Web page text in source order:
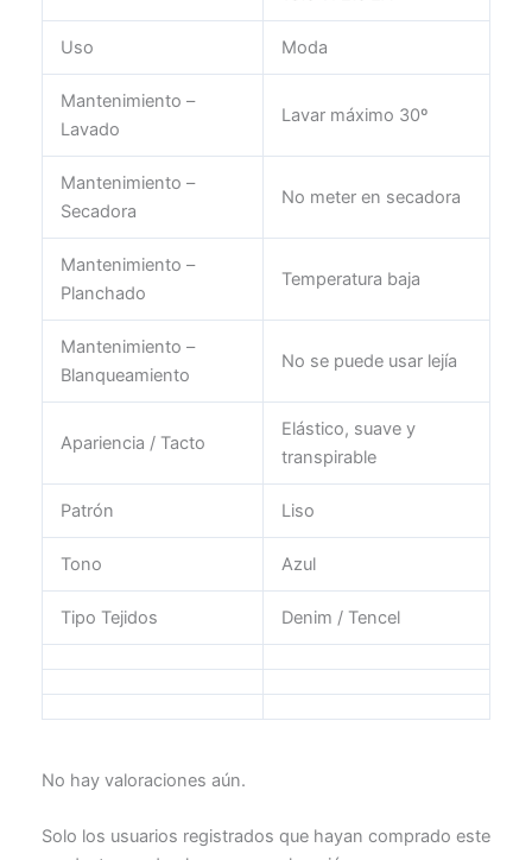
Uso Moda
Mantenimiento –
Lavado
Lavar máximo 30º
Mantenimiento –
Secadora
No meter en secadora
Mantenimiento –
Planchado
Temperatura baja
Mantenimiento –
Blanqueamiento
No se puede usar lejía
Apariencia / Tacto
Elástico, suave y
transpirable
Patrón Liso
Tono Azul
Tipo Tejidos Denim / Tencel
No hay valoraciones aún.
Solo los usuarios registrados que hayan comprado este